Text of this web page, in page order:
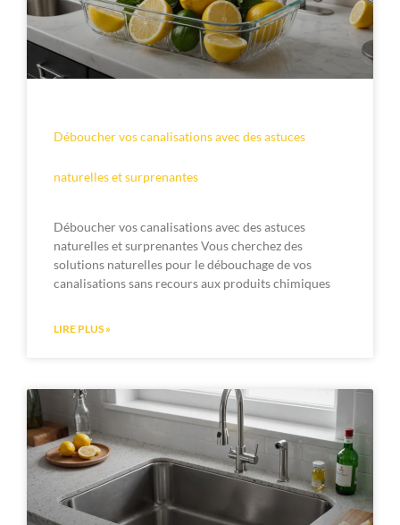
Déboucher vos canalisations avec des astuces
naturelles et surprenantes
Déboucher vos canalisations avec des astuces
naturelles et surprenantes Vous cherchez des
solutions naturelles pour le débouchage de vos
canalisations sans recours aux produits chimiques
LIRE PLUS »